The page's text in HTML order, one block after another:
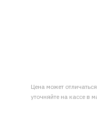
Цена может
уточняйте на кассе в